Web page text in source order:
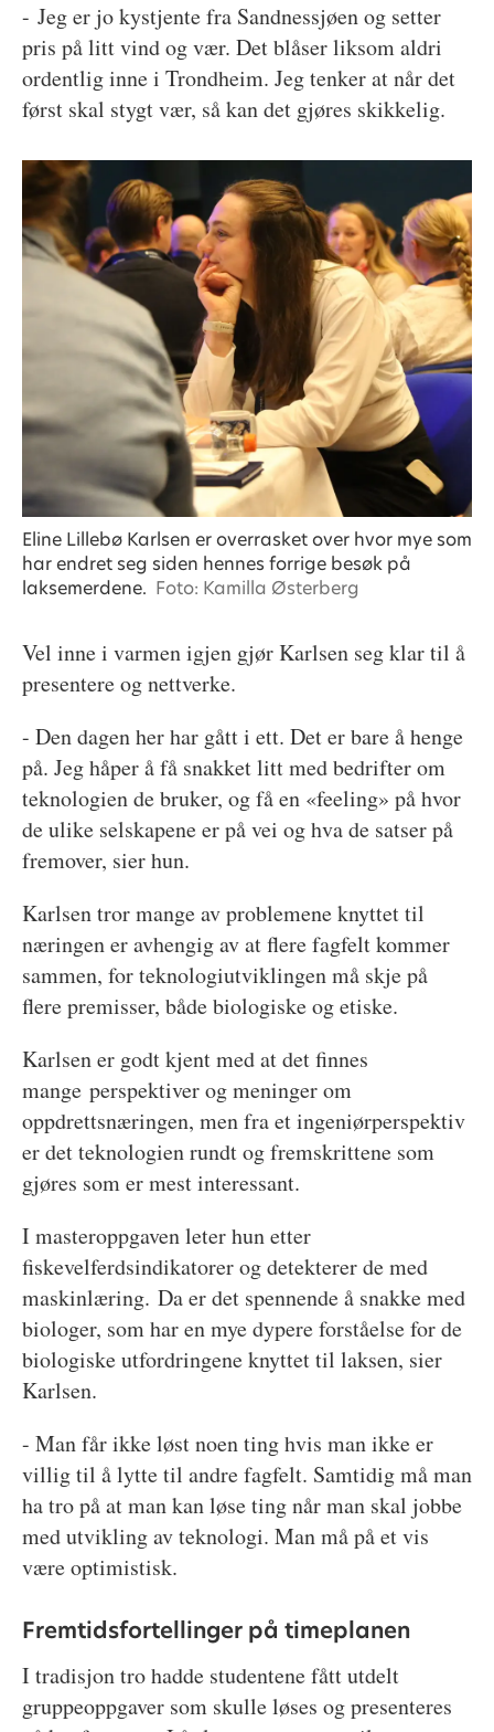
- Jeg er jo kystjente fra Sandnessjøen og setter
pris på litt vind og vær. Det blåser liksom aldri
ordentlig inne i Trondheim. Jeg tenker at når det
først skal stygt vær, så kan det gjøres skikkelig.
Eline Lillebø Karlsen er overrasket over hvor mye som
har endret seg siden hennes forrige besøk på
laksemerdene. Foto: Kamilla Østerberg
Vel inne i varmen igjen gjør Karlsen seg klar til å
presentere og nettverke.
- Den dagen her har gått i ett. Det er bare å henge
på. Jeg håper å få snakket litt med bedrifter om
teknologien de bruker, og få en «feeling» på hvor
de ulike selskapene er på vei og hva de satser på
fremover, sier hun.
Karlsen tror mange av problemene knyttet til
næringen er avhengig av at flere fagfelt kommer
sammen, for teknologiutviklingen må skje på
flere premisser, både biologiske og etiske.
Karlsen er godt kjent med at det finnes
mange perspektiver og meninger om
oppdrettsnæringen, men fra et ingeniørperspektiv
er det teknologien rundt og fremskrittene som
gjøres som er mest interessant.
I masteroppgaven leter hun etter
fiskevelferdsindikatorer og detekterer de med
maskinlæring. Da er det spennende å snakke med
biologer, som har en mye dypere forståelse for de
biologiske utfordringene knyttet til laksen, sier
Karlsen.
- Man får ikke løst noen ting hvis man ikke er
villig til å lytte til andre fagfelt. Samtidig må man
ha tro på at man kan løse ting når man skal jobbe
med utvikling av teknologi. Man må på et vis
være optimistisk.
Fremtidsfortellinger på timeplanen
I tradisjon tro hadde studentene fått utdelt
gruppeoppgaver som skulle løses og presenteres